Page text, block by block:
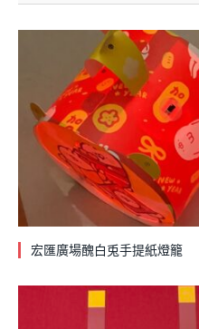
宏匯廣場醜白兎手提紙燈籠